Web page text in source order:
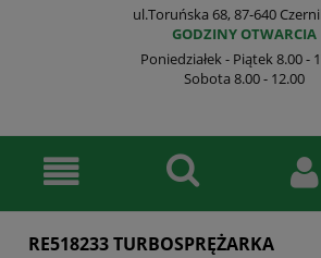
ul.Toruńska 68, 87-640
GODZINY OTWARCIA
Poniedziałek - Piątek 8.00 -
Sobota 8.00 - 12.00
RE518233 TURBOSPRĘŻARKA